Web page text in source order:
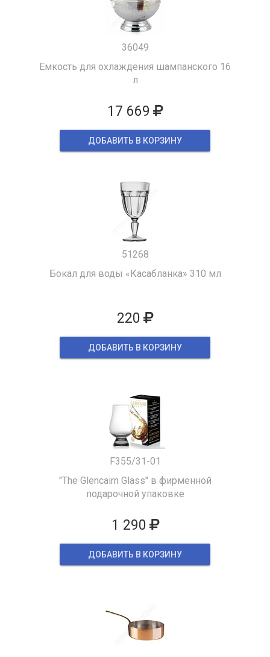
36049
Емкость для охлаждения шампанского 16
л
17 669
ДОБАВИТЬ В КОРЗИНУ
51268
Бокал для воды «Касабланка» 310 мл
220
ДОБАВИТЬ В КОРЗИНУ
F355/31-01
"The Glencairn Glass" в фирменной
подарочной упаковке
1 290
ДОБАВИТЬ В КОРЗИНУ